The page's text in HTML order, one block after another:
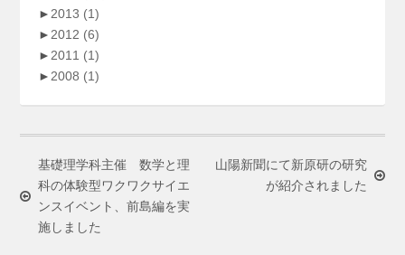
►2013 (1)
►2012 (6)
►2011 (1)
►2008 (1)
基礎理学科主催 数学と理
科の体験型ワクワクサイエ
ンスイベント、前島編を実
施しました
山陽新聞にて新原研の研究
が紹介されました